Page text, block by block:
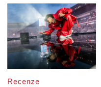
Recenze